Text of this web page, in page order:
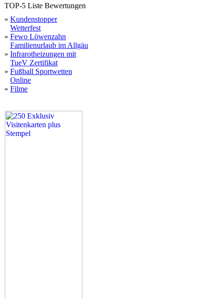
TOP-5 Liste Bewertungen
» Kundenstopper
Wetterfest
» Fewo Löwenzahn
Familienurlaub im Allgäu
» Infrarotheizungen mit
TueV Zertifikat
» Fußball Sportwetten
Online
» Filme